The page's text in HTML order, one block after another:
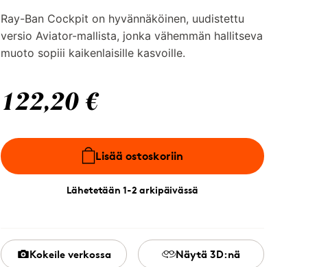
Ray-Ban Cockpit on hyvännäköinen, uudistettu
versio Aviator-mallista, jonka vähemmän hallitseva
muoto sopiii kaikenlaisille kasvoille.
122,20 €
Lisää ostoskoriin
Lähetetään 1-2 arkipäivässä
Kokeile verkossa Näytä 3D:nä